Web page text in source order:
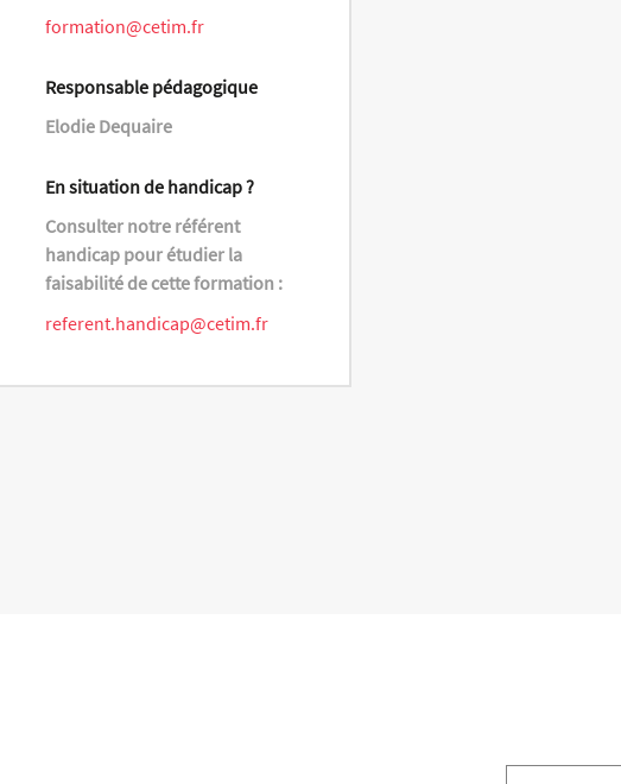
formation@cetim.fr
Responsable pédagogique
Elodie Dequaire
En situation de handicap ?
Consulter notre référent
handicap pour étudier la
faisabilité de cette formation :
referent.handicap@cetim.fr